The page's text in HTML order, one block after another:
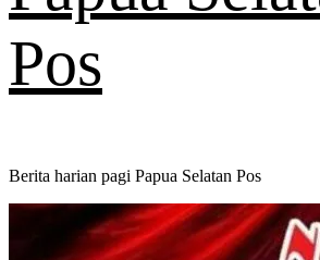
Pos
Berita harian pagi Papua Selatan Pos
Primary